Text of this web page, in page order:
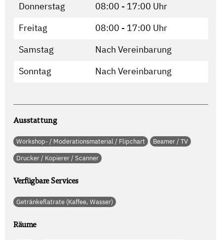
Donnerstag
08:00 - 17:00 Uhr
Freitag
08:00 - 17:00 Uhr
Samstag
Nach Vereinbarung
Sonntag
Nach Vereinbarung
Ausstattung
Workshop- / Moderationsmaterial / Flipchart
Beamer / TV
Drucker / Kopierer / Scanner
Verfügbare Services
Getränkeflatrate (Kaffee, Wasser)
Räume